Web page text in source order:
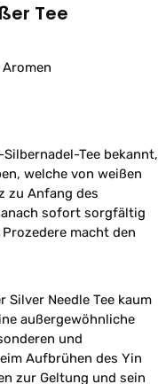
Tee
Silbernadel-Tee bekannt,
welche von weißen
zu Anfang des
sofort sorgfältig
macht den
Needle Tee kaum
außergewöhnliche
und
Aufbrühen des Yin
zur Geltung und sein